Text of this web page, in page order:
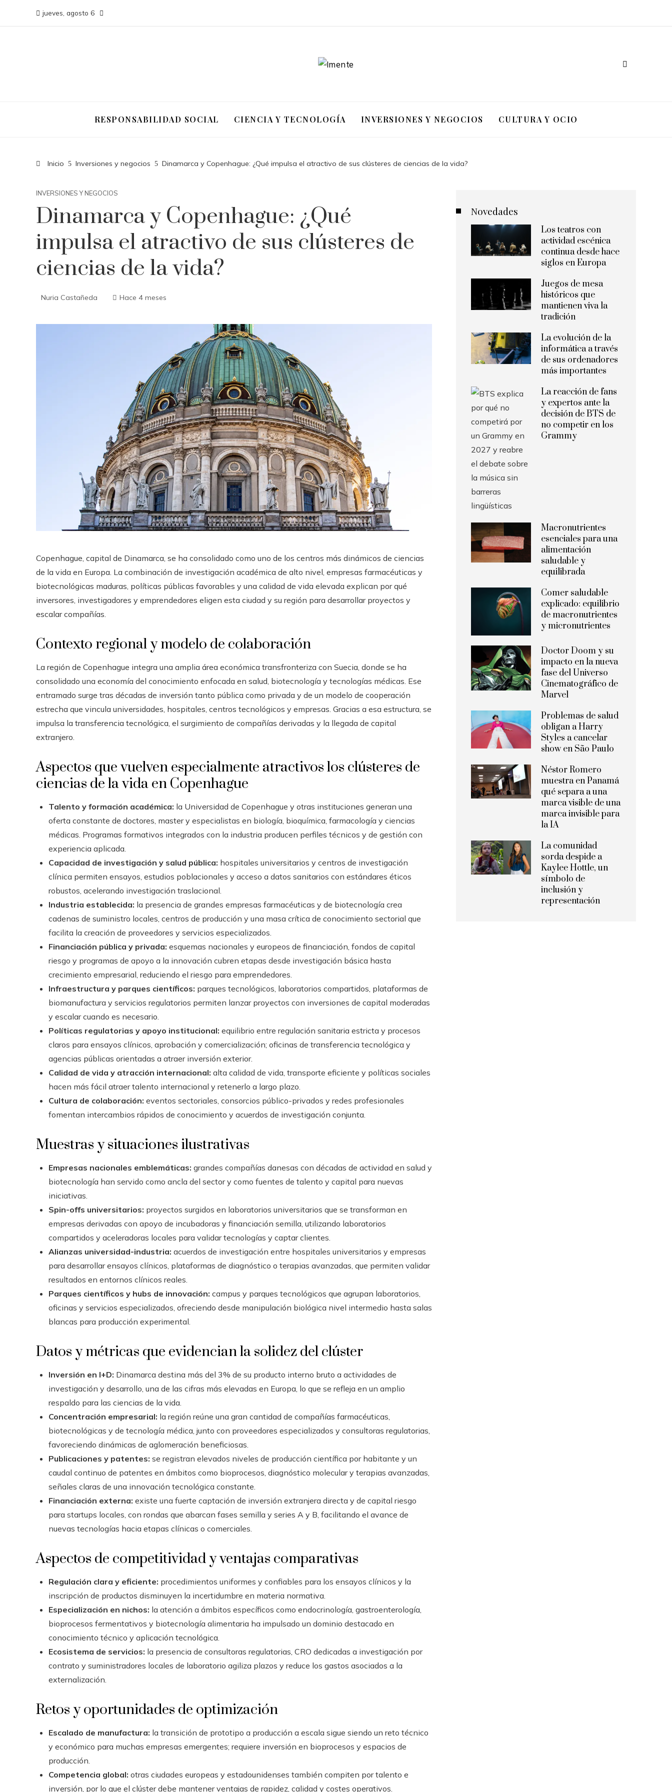
jueves, agosto 6
RESPONSABILIDAD SOCIAL CIENCIA Y TECNOLOGÍA INVERSIONES Y NEGOCIOS CULTURA Y OCIO
Inicio Inversiones y negocios Dinamarca y Copenhague: ¿Qué impulsa el atractivo de sus clústeres de ciencias de la vida?
INVERSIONES Y NEGOCIOS
Dinamarca y Copenhague: ¿Qué
impulsa el atractivo de sus clústeres de
ciencias de la vida?
Nuria Castañeda Hace 4 meses
Copenhague, capital de Dinamarca, se ha consolidado como uno de los centros más dinámicos de ciencias
de la vida en Europa. La combinación de investigación académica de alto nivel, empresas farmacéuticas y
biotecnológicas maduras, políticas públicas favorables y una calidad de vida elevada explican por qué
inversores, investigadores y emprendedores eligen esta ciudad y su región para desarrollar proyectos y
escalar compañías.
Contexto regional y modelo de colaboración
La región de Copenhague integra una amplia área económica transfronteriza con Suecia, donde se ha
consolidado una economía del conocimiento enfocada en salud, biotecnología y tecnologías médicas. Ese
entramado surge tras décadas de inversión tanto pública como privada y de un modelo de cooperación
estrecha que vincula universidades, hospitales, centros tecnológicos y empresas. Gracias a esa estructura, se
impulsa la transferencia tecnológica, el surgimiento de compañías derivadas y la llegada de capital
extranjero.
Aspectos que vuelven especialmente atractivos los clústeres de
ciencias de la vida en Copenhague
Talento y formación académica: la Universidad de Copenhague y otras instituciones generan una
oferta constante de doctores, master y especialistas en biología, bioquímica, farmacología y ciencias
médicas. Programas formativos integrados con la industria producen perfiles técnicos y de gestión con
experiencia aplicada.
Capacidad de investigación y salud pública: hospitales universitarios y centros de investigación
clínica permiten ensayos, estudios poblacionales y acceso a datos sanitarios con estándares éticos
robustos, acelerando investigación traslacional.
Industria establecida: la presencia de grandes empresas farmacéuticas y de biotecnología crea
cadenas de suministro locales, centros de producción y una masa crítica de conocimiento sectorial que
facilita la creación de proveedores y servicios especializados.
Financiación pública y privada: esquemas nacionales y europeos de financiación, fondos de capital
riesgo y programas de apoyo a la innovación cubren etapas desde investigación básica hasta
crecimiento empresarial, reduciendo el riesgo para emprendedores.
Infraestructura y parques científicos: parques tecnológicos, laboratorios compartidos, plataformas de
biomanufactura y servicios regulatorios permiten lanzar proyectos con inversiones de capital moderadas
y escalar cuando es necesario.
Políticas regulatorias y apoyo institucional: equilibrio entre regulación sanitaria estricta y procesos
claros para ensayos clínicos, aprobación y comercialización; oficinas de transferencia tecnológica y
agencias públicas orientadas a atraer inversión exterior.
Calidad de vida y atracción internacional: alta calidad de vida, transporte eficiente y políticas sociales
hacen más fácil atraer talento internacional y retenerlo a largo plazo.
Cultura de colaboración: eventos sectoriales, consorcios público-privados y redes profesionales
fomentan intercambios rápidos de conocimiento y acuerdos de investigación conjunta.
Muestras y situaciones ilustrativas
Empresas nacionales emblemáticas: grandes compañías danesas con décadas de actividad en salud y
biotecnología han servido como ancla del sector y como fuentes de talento y capital para nuevas
iniciativas.
Spin-offs universitarios: proyectos surgidos en laboratorios universitarios que se transforman en
empresas derivadas con apoyo de incubadoras y financiación semilla, utilizando laboratorios
compartidos y aceleradoras locales para validar tecnologías y captar clientes.
Alianzas universidad-industria: acuerdos de investigación entre hospitales universitarios y empresas
para desarrollar ensayos clínicos, plataformas de diagnóstico o terapias avanzadas, que permiten validar
resultados en entornos clínicos reales.
Parques científicos y hubs de innovación: campus y parques tecnológicos que agrupan laboratorios,
oficinas y servicios especializados, ofreciendo desde manipulación biológica nivel intermedio hasta salas
blancas para producción experimental.
Datos y métricas que evidencian la solidez del clúster
Inversión en I+D: Dinamarca destina más del 3% de su producto interno bruto a actividades de
investigación y desarrollo, una de las cifras más elevadas en Europa, lo que se refleja en un amplio
respaldo para las ciencias de la vida.
Concentración empresarial: la región reúne una gran cantidad de compañías farmacéuticas,
biotecnológicas y de tecnología médica, junto con proveedores especializados y consultoras regulatorias,
favoreciendo dinámicas de aglomeración beneficiosas.
Publicaciones y patentes: se registran elevados niveles de producción científica por habitante y un
caudal continuo de patentes en ámbitos como bioprocesos, diagnóstico molecular y terapias avanzadas,
señales claras de una innovación tecnológica constante.
Financiación externa: existe una fuerte captación de inversión extranjera directa y de capital riesgo
para startups locales, con rondas que abarcan fases semilla y series A y B, facilitando el avance de
nuevas tecnologías hacia etapas clínicas o comerciales.
Aspectos de competitividad y ventajas comparativas
Regulación clara y eficiente: procedimientos uniformes y confiables para los ensayos clínicos y la
inscripción de productos disminuyen la incertidumbre en materia normativa.
Especialización en nichos: la atención a ámbitos específicos como endocrinología, gastroenterología,
bioprocesos fermentativos y biotecnología alimentaria ha impulsado un dominio destacado en
conocimiento técnico y aplicación tecnológica.
Ecosistema de servicios: la presencia de consultoras regulatorias, CRO dedicadas a investigación por
contrato y suministradores locales de laboratorio agiliza plazos y reduce los gastos asociados a la
externalización.
Retos y oportunidades de optimización
Escalado de manufactura: la transición de prototipo a producción a escala sigue siendo un reto técnico
y económico para muchas empresas emergentes; requiere inversión en bioprocesos y espacios de
producción.
Competencia global: otras ciudades europeas y estadounidenses también compiten por talento e
inversión, por lo que el clúster debe mantener ventajas de rapidez, calidad y costes operativos.
Novedades
Los teatros con
actividad escénica
continua desde hace
siglos en Europa
Juegos de mesa
históricos que
mantienen viva la
tradición
La evolución de la
informática a través
de sus ordenadores
más importantes
La reacción de fans
y expertos ante la
decisión de BTS de
no competir en los
Grammy
Macronutrientes
esenciales para una
alimentación
saludable y
equilibrada
Comer saludable
explicado: equilibrio
de macronutrientes
y micronutrientes
Doctor Doom y su
impacto en la nueva
fase del Universo
Cinematográfico de
Marvel
Problemas de salud
obligan a Harry
Styles a cancelar
show en São Paulo
Néstor Romero
muestra en Panamá
qué separa a una
marca visible de una
marca invisible para
la IA
La comunidad
sorda despide a
Kaylee Hottle, un
símbolo de
inclusión y
representación